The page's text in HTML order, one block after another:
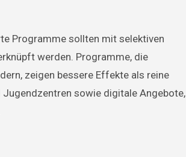
Programme sollten mit selektiven
werden. Programme, die
zeigen bessere Effekte als reine
sowie digitale Angebote,